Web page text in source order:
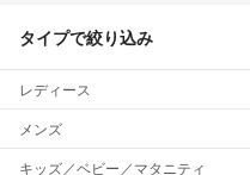
タイプで絞り込み
レディース
メンズ
キッズ／ベビー／マタニティ